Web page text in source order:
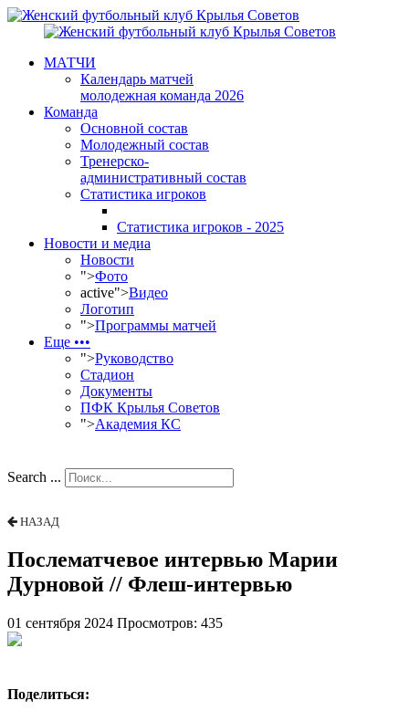
МАТЧИ
Календарь матчей
молодежная команда 2026
Команда
Основной состав
Молодежный состав
Тренерско-
административный состав
Статистика игроков
Статистика игроков - 2025
Новости и медиа
Новости
">Фото
active">Видео
Логотип
">Программы матчей
Еще •••
">Руководство
Стадион
Документы
ПФК Крылья Советов
">Академия КС
Search ...
НАЗАД
Послематчевое интервью Марии
Дурновой // Флеш-интервью
01 сентября 2024 Просмотров: 435
Поделиться: